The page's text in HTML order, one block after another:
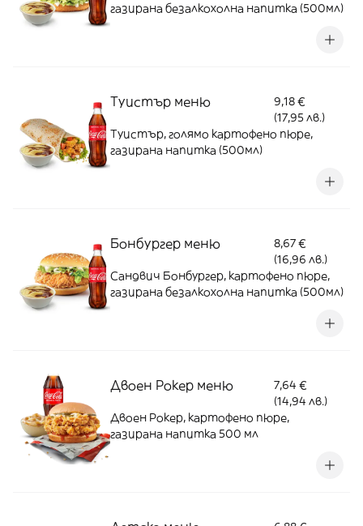
газирана безалкохолна напитка (500мл)
Туистър меню
9,18 €
(17,95 лв.)
Туистър, голямо картофено пюре,
газирана напитка (500мл)
Бонбургер меню
8,67 €
(16,96 лв.)
Сандвич Бонбургер, картофено пюре,
газирана безалкохолна напитка (500мл)
Двоен Рокер меню
7,64 €
(14,94 лв.)
Двоен Рокер, картофено пюре,
газирана напитка 500 мл